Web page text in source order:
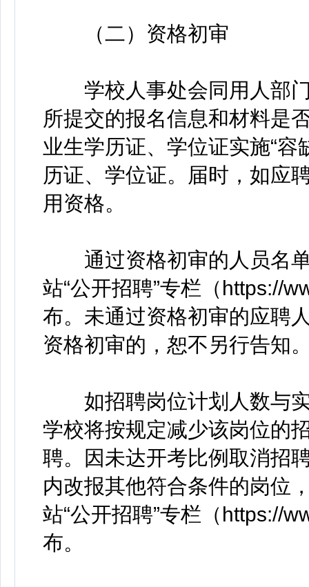
（二）资格初审
学校人事处会同用人部门
所提交的报名信息和材料是
业生学历证、学位证实施“
历证、学位证。届时，如应
用资格。
通过资格初审的人员名单
站“公开招聘”专栏（https://
布。未通过资格初审的应聘
资格初审的，恕不另行告知
如招聘岗位计划人数与实
学校将按规定减少该岗位的
聘。因未达开考比例取消招
内改报其他符合条件的岗位
站“公开招聘”专栏（https://
布。